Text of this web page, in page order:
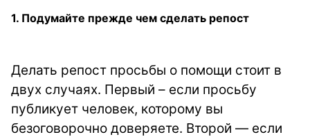
1. Подумайте прежде чем сделать репост
Делать репост просьбы о помощи стоит в
двух случаях. Первый – если просьбу
публикует человек, которому вы
безоговорочно доверяете. Второй — если